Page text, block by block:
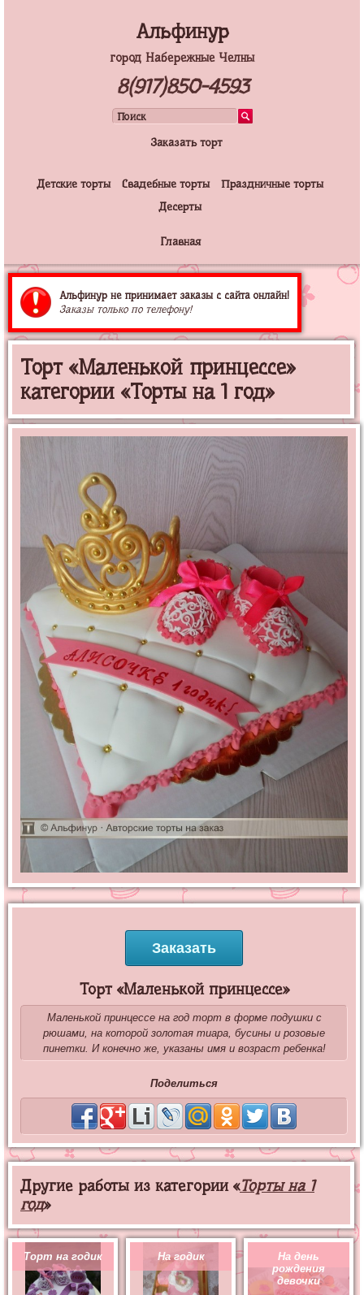
Альфинур
город Набережные Челны
8(917)850-4593
Заказать торт
Детские торты Свадебные торты
Праздничные торты
Десерты
Главная
Альфинур не принимает заказы с сайта онлайн!
Заказы только по телефону!
Торт «Маленькой принцессе»
категории «Торты на 1 год»
Заказать
Торт «Маленькой принцессе»
Маленькой принцессе на год торт в форме подушки с
рюшами, на которой золотая тиара, бусины и розовые
пинетки. И конечно же, указаны имя и возраст ребенка!
Поделиться
Другие работы из категории «Торты на 1
год»
Торт на годик На годик
На день
рождения
девочки